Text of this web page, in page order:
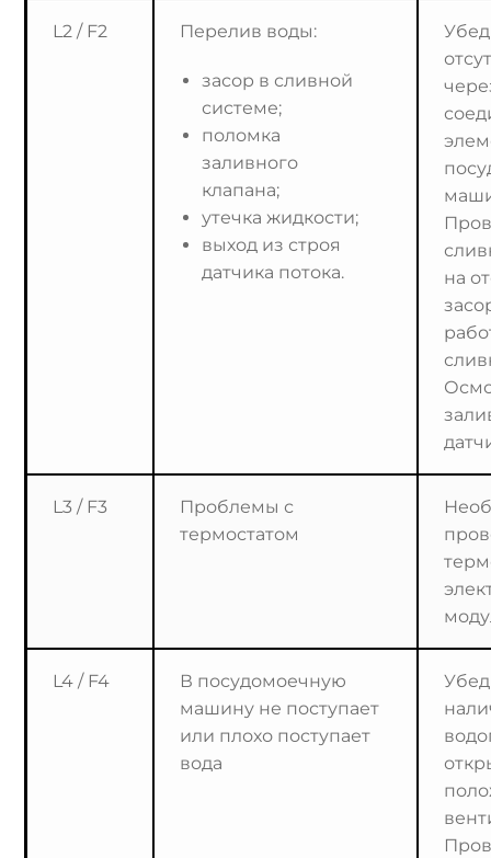
L2 / F2 Перелив воды:
засор в сливной
системе;
поломка
заливного
клапана;
утечка жидкости;
выход из строя
датчика потока.
на
L3 / F3
Проблемы с
термостатом
L4 / F4
В посудомоечную
машину не поступает
или плохо поступает
вода